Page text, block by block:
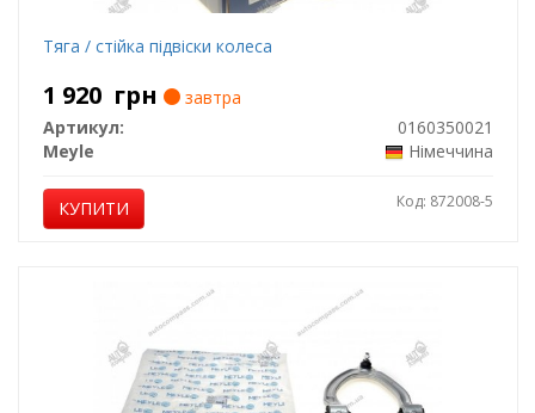
Тяга / стійка підвіски колеса
1 920 грн
завтра
Артикул:
0160350021
Meyle
Німеччина
КУПИТИ Код: 872008-5